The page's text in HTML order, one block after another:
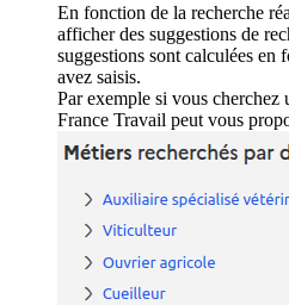
En fonction de la recherche
afficher des suggestions de
suggestions sont calculées en
avez saisis.
Par exemple si vous
France Travail peut vous